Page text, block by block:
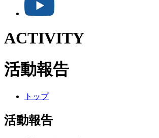
ACTIVITY
活動報告
トップ
活動報告